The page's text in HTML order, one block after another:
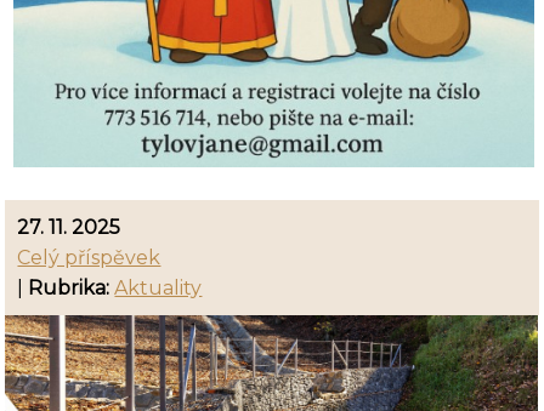
27. 11. 2025
Celý příspěvek
Rubrika: Aktuality